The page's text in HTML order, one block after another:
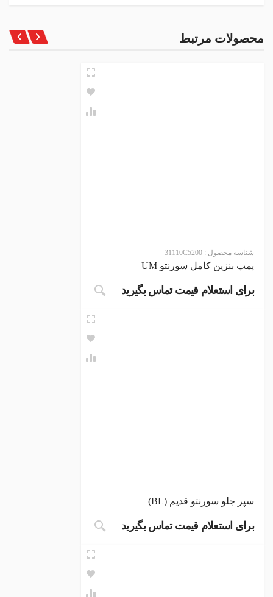
محصولات مرتبط
شناسه محصول : 31110C5200
پمپ بنزین کامل سورنتو UM
برای استعلام قیمت تماس بگیرید
سپر جلو سورنتو قدیم (BL)
برای استعلام قیمت تماس بگیرید